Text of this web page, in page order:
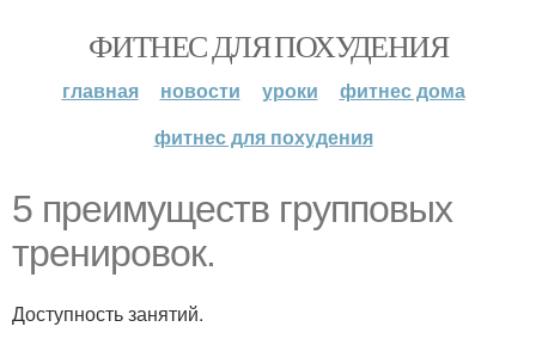
ФИТНЕС ДЛЯ ПОХУДЕНИЯ
главная новости уроки
фитнес дома
фитнес для похудения
5 преимуществ групповых
тренировок.
Доступность занятий.